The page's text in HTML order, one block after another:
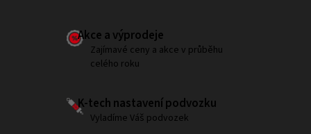
Akce a výprodeje
Zajímavé ceny a akce v průběhu
celého roku
K-tech nastavení podvozku
Vyladíme Váš podvozek